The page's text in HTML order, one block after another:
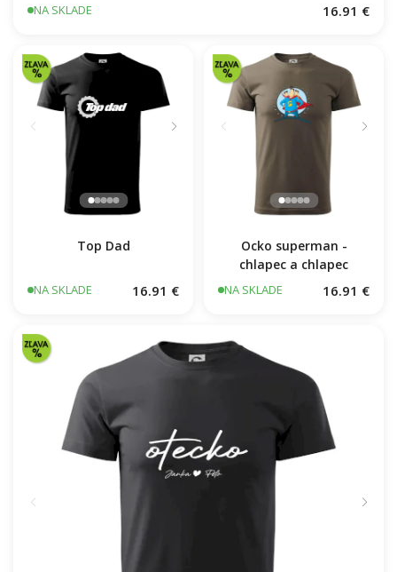
NA SKLADE 16.91 €
Top Dad
NA SKLADE 16.91 €
Ocko superman -
chlapec a chlapec
NA SKLADE 16.91 €